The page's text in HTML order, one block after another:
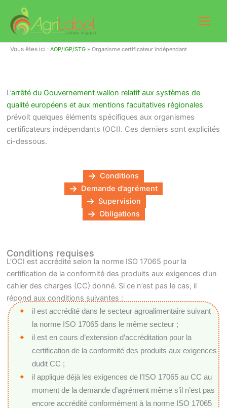
contenu
Vous êtes ici : AOP/IGP/STG » Organisme certificateur indépendant
L’arrêté du Gouvernement wallon relatif aux systèmes de
qualité européens et aux mentions facultatives régionales
prévoit quelques éléments spécifiques aux organismes
certificateurs indépendants (OCI). Ces derniers sont explicités
ci-dessous.
Conditions
Demande d’agrément
Supervision
Obligations
Conditions requises
L’OCI est accrédité selon la norme ISO 17065 pour la
certification de la conformité des produits aux exigences d’un
cahier des charges (CC) donné. Si ce n’est pas le cas, il
répond aux conditions suivantes :
il est accrédité dans le secteur agroalimentaire suivant
la norme ISO 17065 dans le même secteur ;
il est en cours d’extension d’accréditation pour la
certification de la conformité des produits aux exigences
dudit CC ;
il applique déjà les exigences de l’ISO 17065 au CC au
moment de la demande d’agrément même s’il n’est pas
encore accrédité conformément à la norme ISO 17065